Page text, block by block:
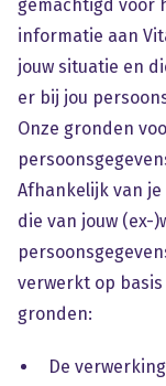
gemachtigd voor
informatie aan
jouw situatie en
er bij jou
Onze gronden
Afhankelijk van
die van jouw (ex-
verwerkt op
gronden:
De